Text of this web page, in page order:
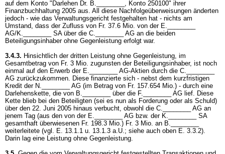
auf dem Konto "Darlehen Dr. B.________, Konto 250100" ihrer
Finanzbuchhaltung 2005 aus. All diese Nachfolgeüberweisungen änderten
jedoch - wie das Verwaltungsgericht festgehalten hat - nichts am
Umstand, dass der Zufluss von Fr. 37.6 Mio. von der E.________
AG/K.________ SA über die C.________ AG an die beiden
Beteiligungsinhaber ohne Gegenleistung erfolgt war.
3.4.3. Hinsichtlich der dritten Leistung ohne Gegenleistung, im
Gesamtbetrag von Fr. 3 Mio. zugunsten der Beteiligungsinhaber, ist noch
einmal auf den Erwerb der E.________ AG-Aktien durch die C.________
AG zurückzukommen. Diese finanzierte sich - nebst dem kurzfristigen
Kredit der N.________ AG (im Betrag von Fr. 157.654 Mio.) - durch eine
Darlehenskette, die von B.________ über die F.________ AG lief. Diese
Kette blieb bei den Beteiligten (sei es nun als Forderung oder als Schuld)
über den 22. Juni 2005 hinaus verbucht, obwohl die C.________ AG an
jenem Tag (aus den von der E.________ AG bzw. der K.________ SA
gesamthaft überwiesenen Fr. 198.3 Mio.) Fr. 3 Mio. an B.________
weiterleitete (vgl. E. 13.1.1 u. 13.1.3 a.U.; siehe auch oben E. 3.3.2).
Darin lag eine Leistung ohne Gegenleistung.